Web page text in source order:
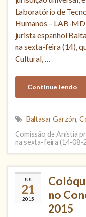
Laboratório de
Humanos – LAB-
jurista espanhol
na sexta-feira (14),
Cultural, …
Continue lendo
Baltasar Garzón,
Comissão de Anistia
na sexta-feira (14-08-
JUL
21
2015
no
2015